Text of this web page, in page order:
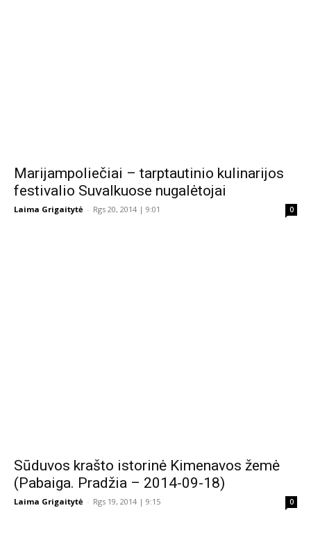
Marijampoliečiai – tarptautinio kulinarijos
festivalio Suvalkuose nugalėtojai
Laima Grigaitytė - Rgs 20, 2014 | 9:01 0
Sūduvos krašto istorinė Kimenavos žemė
(Pabaiga. Pradžia – 2014-09-18)
Laima Grigaitytė - Rgs 19, 2014 | 9:15 0